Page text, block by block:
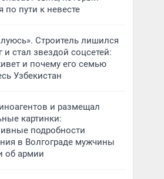
по пути к невесте
Строитель лишился
и стал звездой соцсетей:
и почему его семью
Узбекистан
и размещал
картинки:
подробности
в Волгограде мужчины
об армии